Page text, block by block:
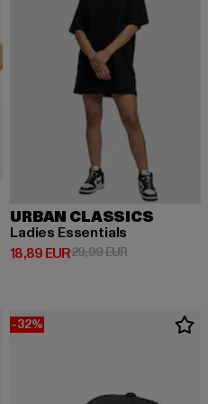
EUR
URBAN CLASSICS
Ladies Essentials
18,89 EUR
Derzeitiger Preis: 18,89 EUR
29,99 EURAktionspreis:
-32%